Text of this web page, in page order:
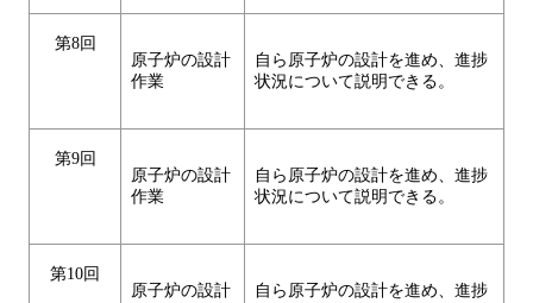
第8回
原子炉の設計
作業
自ら原子炉の設計を進め、進捗
状況について説明できる。
第9回
原子炉の設計
作業
自ら原子炉の設計を進め、進捗
状況について説明できる。
第10回
原子炉の設計
自ら原子炉の設計を進め、進捗